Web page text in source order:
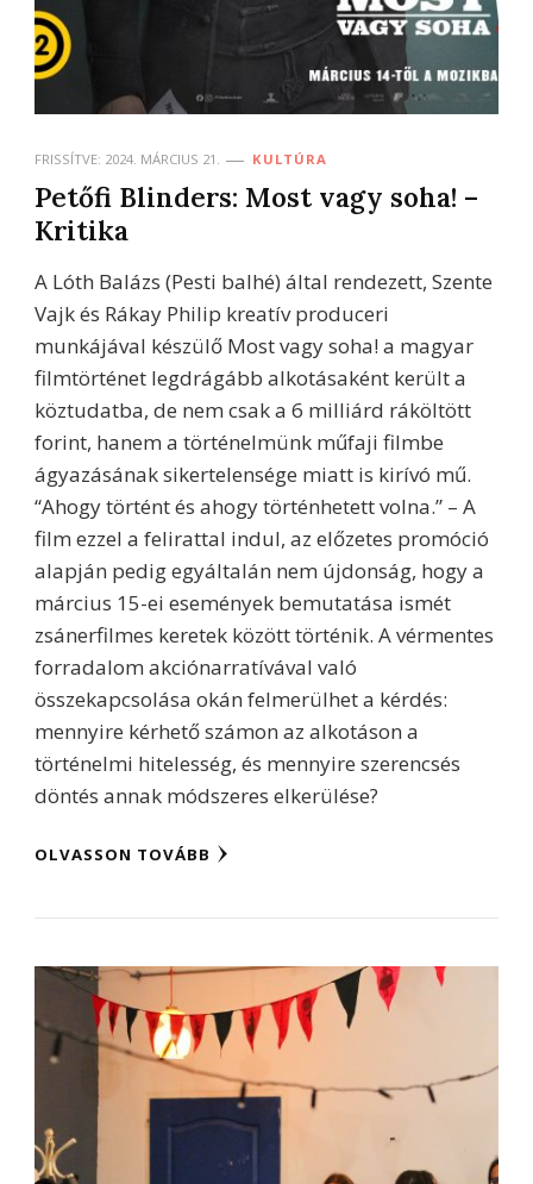
FRISSÍTVE: 2024. MÁRCIUS 21. KULTÚRA
Petőfi Blinders: Most vagy soha! –
Kritika
A Lóth Balázs (Pesti balhé) által rendezett, Szente
Vajk és Rákay Philip kreatív produceri
munkájával készülő Most vagy soha! a magyar
filmtörténet legdrágább alkotásaként került a
köztudatba, de nem csak a 6 milliárd ráköltött
forint, hanem a történelmünk műfaji filmbe
ágyazásának sikertelensége miatt is kirívó mű.
“Ahogy történt és ahogy történhetett volna.” – A
film ezzel a felirattal indul, az előzetes promóció
alapján pedig egyáltalán nem újdonság, hogy a
március 15-ei események bemutatása ismét
zsánerfilmes keretek között történik. A vérmentes
forradalom akciónarratívával való
összekapcsolása okán felmerülhet a kérdés:
mennyire kérhető számon az alkotáson a
történelmi hitelesség, és mennyire szerencsés
döntés annak módszeres elkerülése?
OLVASSON TOVÁBB